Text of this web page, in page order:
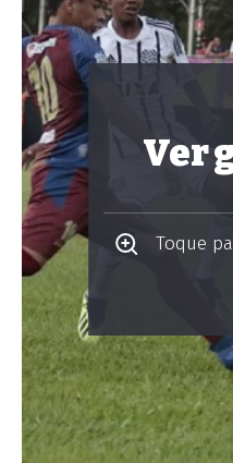
Ver
Toque